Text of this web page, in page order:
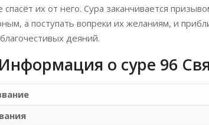
их от него. Сура заканчивается
а поступать вопреки их желаниям, и
деяний.
Информация о суре 96